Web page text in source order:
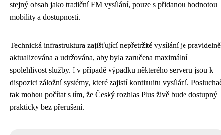
stejný obsah jako tradiční FM vysílání, pouze s přidanou hodnotou
mobility a dostupnosti.
Technická infrastruktura zajišťující nepřetržité vysílání je pravidelně
aktualizována a udržována, aby byla zaručena maximální
spolehlivost služby. I v případě výpadku některého serveru jsou k
dispozici záložní systémy, které zajistí kontinuitu vysílání.
tak mohou počítat s tím, že Český rozhlas Plus živě bude dostupný
prakticky bez přerušení.